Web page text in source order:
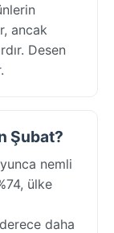
ancak
Desen
Şubat?
nemli
ülke
daha